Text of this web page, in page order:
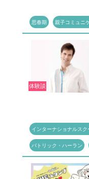
思春期 親子コミュニ
体験談
インターナショナルスク
パトリック・ハーラン